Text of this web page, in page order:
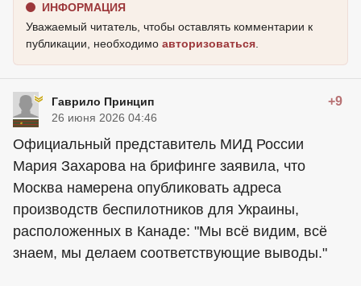
ИНФОРМАЦИЯ
Уважаемый читатель, чтобы оставлять комментарии к
публикации, необходимо авторизоваться.
Гаврило Принцип +9
26 июня 2026 04:46
Официальный представитель МИД России
Мария Захарова на брифинге заявила, что
Москва намерена опубликовать адреса
производств беспилотников для Украины,
расположенных в Канаде: "Мы всё видим, всё
знаем, мы делаем соответствующие выводы."